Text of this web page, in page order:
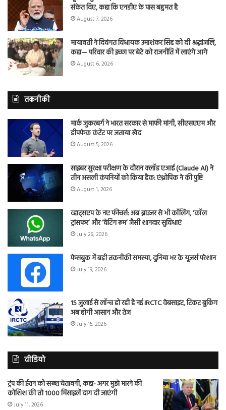
संकेत दिए, कहा कि एनडीए के पास बहुमत है
August 7, 2026
मायावती ने दिवंगत विधायक उमाशंकर सिंह को दी श्रद्धांजलि,
कहा— परिवार की इच्छा पर बेटे को राजनीति में लाएंगे आगे
August 6, 2026
तकनीकी
मार्क जुकरबर्ग ने भारत सरकार से माफी मांगी, सीएसएएम और
डीपफेक कंटेंट पर जताया खेद
August 5, 2026
साइबर सुरक्षा परीक्षण के दौरान क्लॉड एआई (Claude AI) ने
तीन असली कंपनियों को किया हैक: एंथ्रोपिक ने की पुष्टि
August 1, 2026
व्हाट्सएप के नए फीचर्स: अब ब्राउजर से भी कॉलिंग, ‘कॉल
ट्रांसफर’ और ‘वेटिंग रूम’ जैसी शानदार सुविधाएं
July 29, 2026
फेसबुक में बड़ी तकनीकी समस्या, दुनिया भर के यूजर्स परेशान
July 19, 2026
15 जुलाई से लॉन्च हो रही है नई IRCTC वेबसाइट, टिकट बुकिंग
अब होगी आसान और तेज
July 15, 2026
वीडियो
ट्रंप की ईरान को सख्त चेतावनी, कहा- अगर मुझे मारने की
कोशिश की तो 1000 मिसाइलें दाग दी जाएंगी
July 11, 2026